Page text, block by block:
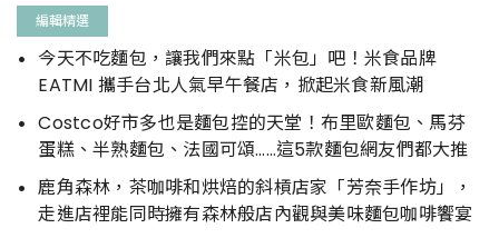
編輯精選
今天不吃麵包，讓我們來點「米包」吧！米食品牌
EATMI 攜手台北人氣早午餐店，掀起米食新風潮
Costco好市多也是麵包控的天堂！布里歐麵包、馬芬
蛋糕、半熟麵包、法國可頌……這5款麵包網友們都大推
鹿角森林，茶咖啡和烘焙的斜槓店家「芳奈手作坊」，
走進店裡能同時擁有森林般店內觀與美味麵包咖啡饗宴